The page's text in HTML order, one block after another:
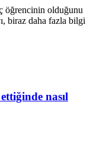
öğrencinin olduğunu
biraz daha fazla bilgi
nasıl